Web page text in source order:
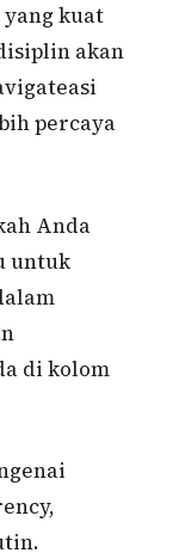
kuat
akan
percaya
Anda
untuk
di kolom